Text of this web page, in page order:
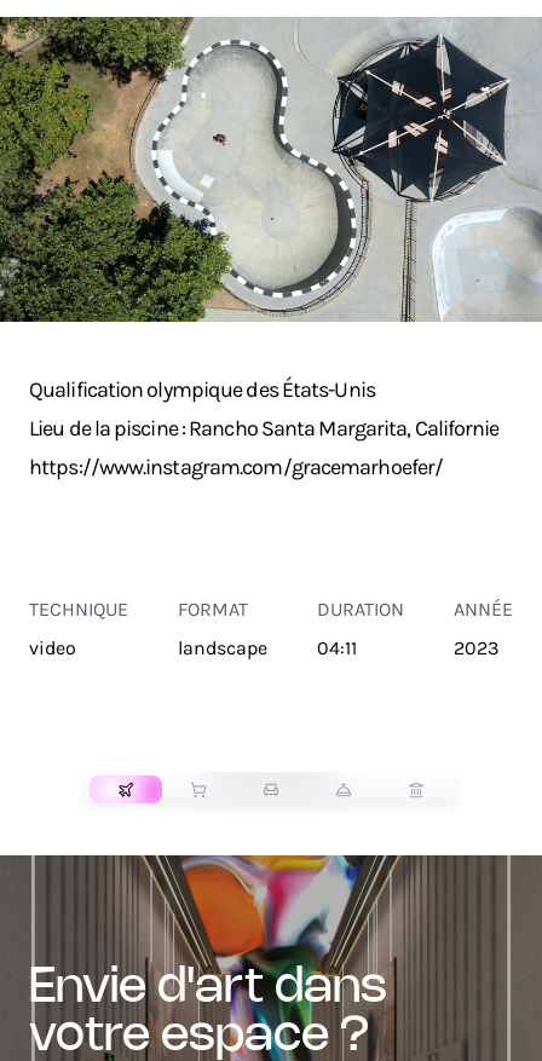
Qualification olympique des États-Unis
Lieu de la piscine : Rancho Santa Margarita, Californie
https://www.instagram.com/gracemarhoefer/
TECHNIQUE
video
FORMAT
landscape
DURATION
04:11
ANNÉE
2023
envie d'art dans
votre espace ?